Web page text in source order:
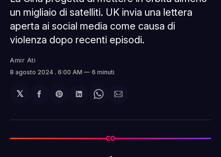
un migliaio di satelliti. UK invia una lettera
aperta ai social media come causa di
violenza dopo recenti episodi.
Amir Ati
8 agosto 2024 . 6:00 AM 6 minuti
𝕏
Condividi
Facebook
Share
Pinterest
Condividi
LinkedIn
Share
WhatsApp
Condividi
email